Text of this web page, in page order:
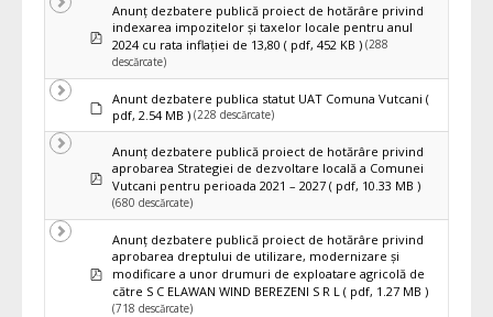
pdf
Anunț dezbatere publică proiect de hotărâre privind
indexarea impozitelor şi taxelor locale pentru anul
2024 cu rata inflaţiei de 13,80 ( pdf, 452 KB ) (288
descărcate)
Implicit
Anunt dezbatere publica statut UAT Comuna Vutcani (
pdf, 2.54 MB ) (228 descărcate)
pdf
Anunț dezbatere publică proiect de hotărâre privind
aprobarea Strategiei de dezvoltare locală a Comunei
Vutcani pentru perioada 2021 – 2027 ( pdf, 10.33 MB )
(680 descărcate)
pdf
Anunț dezbatere publică proiect de hotărâre privind
aprobarea dreptului de utilizare, modernizare și
modificare a unor drumuri de exploatare agricolă de
către S C ELAWAN WIND BEREZENI S R L ( pdf, 1.27 MB )
(718 descărcate)